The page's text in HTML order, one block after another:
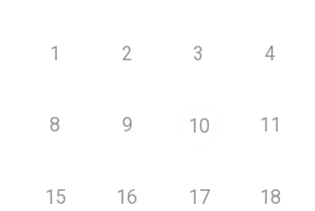
1 2 3 4
8 9 10 11
15 16 17 18